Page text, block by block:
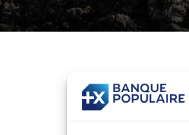
vice-championnes